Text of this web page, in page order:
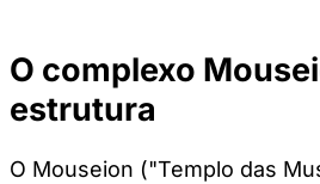
O complexo
estrutura
O Mouseion ("Templo das